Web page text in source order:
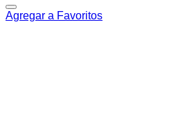
Agregar a Favoritos